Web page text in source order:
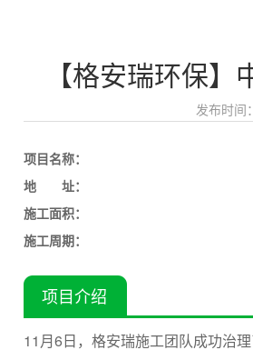
【格安瑞环保
发布时间
项目名称：
地 址：
施工面积：
施工周期：
项目介绍
11月6日，格安瑞施工团队成功治